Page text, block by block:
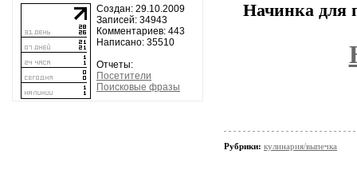
Создан: 29.10.2009
Записей: 34943
Комментариев: 443
Написано: 35510
Отчеты:
Посетители
Поисковые фразы
Начинка для
Рубрики: кулинария/выпечка